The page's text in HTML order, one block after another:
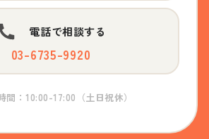
電話で相談する
03-6735-9920
：10:00-17:00（土日祝休）